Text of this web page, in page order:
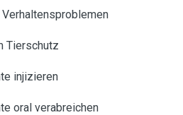
Tierschutz
injizieren
oral verabreichen